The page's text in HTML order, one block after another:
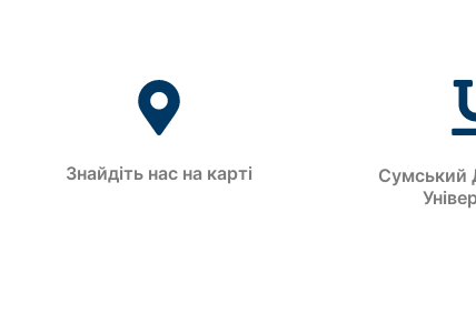
Знайдіть нас на карті
Сумський